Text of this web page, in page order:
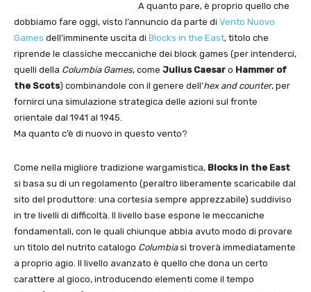
A quanto pare, è proprio quello che
dobbiamo fare oggi, visto l’annuncio da parte di Vento Nuovo
Games dell’imminente uscita di Blocks in the East, titolo che
riprende le classiche meccaniche dei block games (per intenderci,
quelli della Columbia Games, come Julius Caesar o Hammer of
the Scots) combinandole con il genere dell’hex and counter, per
fornirci una simulazione strategica delle azioni sul fronte
orientale dal 1941 al 1945.
Ma quanto c’è di nuovo in questo vento?
Come nella migliore tradizione wargamistica, Blocks in the East
si basa su di un regolamento (peraltro liberamente scaricabile dal
sito del produttore: una cortesia sempre apprezzabile) suddiviso
in tre livelli di difficoltà. Il livello base espone le meccaniche
fondamentali, con le quali chiunque abbia avuto modo di provare
un titolo del nutrito catalogo Columbiasi troverà immediatamente
a proprio agio. Il livello avanzato è quello che dona un certo
carattere al gioco, introducendo elementi come il tempo